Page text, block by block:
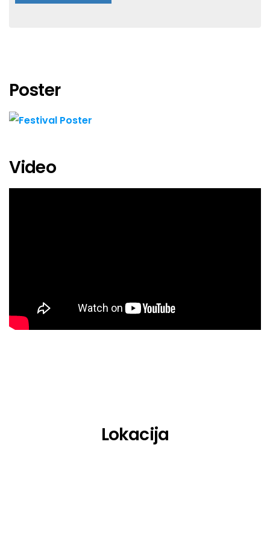
Don West
English Teacher
MJ Lenderman
Poster
Video
Lokacija